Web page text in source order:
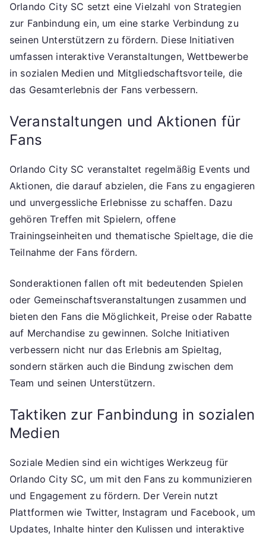
Orlando City SC setzt eine Vielzahl von Strategien
zur Fanbindung ein, um eine starke Verbindung zu
seinen Unterstützern zu fördern. Diese Initiativen
umfassen interaktive Veranstaltungen, Wettbewerbe
in sozialen Medien und Mitgliedschaftsvorteile, die
das Gesamterlebnis der Fans verbessern.
Veranstaltungen und Aktionen für
Fans
Orlando City SC veranstaltet regelmäßig Events und
Aktionen, die darauf abzielen, die Fans zu engagieren
und unvergessliche Erlebnisse zu schaffen. Dazu
gehören Treffen mit Spielern, offene
Trainingseinheiten und thematische Spieltage, die die
Teilnahme der Fans fördern.
Sonderaktionen fallen oft mit bedeutenden Spielen
oder Gemeinschaftsveranstaltungen zusammen und
bieten den Fans die Möglichkeit, Preise oder Rabatte
auf Merchandise zu gewinnen. Solche Initiativen
verbessern nicht nur das Erlebnis am Spieltag,
sondern stärken auch die Bindung zwischen dem
Team und seinen Unterstützern.
Taktiken zur Fanbindung in sozialen
Medien
Soziale Medien sind ein wichtiges Werkzeug für
Orlando City SC, um mit den Fans zu kommunizieren
und Engagement zu fördern. Der Verein nutzt
Plattformen wie Twitter, Instagram und Facebook, um
Updates, Inhalte hinter den Kulissen und interaktive